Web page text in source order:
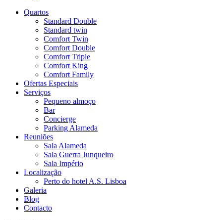
Quartos
Standard Double
Standard twin
Comfort Twin
Comfort Double
Comfort Triple
Comfort King
Comfort Family
Ofertas Especiais
Serviços
Pequeno almoço
Bar
Concierge
Parking Alameda
Reuniões
Sala Alameda
Sala Guerra Junqueiro
Sala Império
Localização
Perto do hotel A.S. Lisboa
Galeria
Blog
Contacto